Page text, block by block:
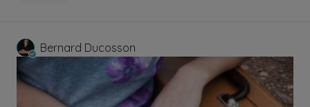
Bernard Ducosson